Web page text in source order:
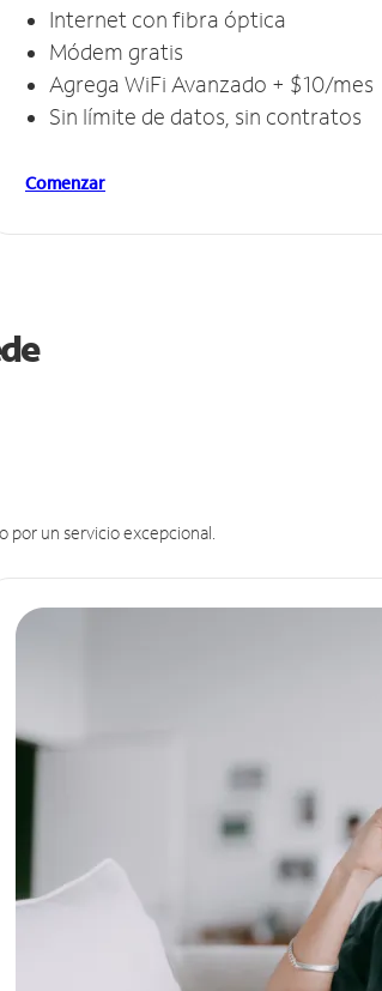
Internet con fibra óptica
Módem gratis
Agrega WiFi Avanzado + $10/mes
Sin límite de datos, sin contratos
Comenzar
por un servicio excepcional.